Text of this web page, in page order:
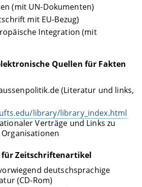
(mit UN-Dokumenten)
mit EU-Bezug)
Integration (mit
Quellen für Fakten
(Literatur und links,
library/library_index.html
Verträge und Links zu
Zeitschriftenartikel
vorwiegend deutschsprachige
(CD-Rom)